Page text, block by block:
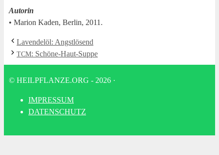
Autorin
• Mari­on Kaden, Ber­lin, 2011.
Laven­del­öl: Angstlösend
TCM: Schö­ne-Haut-Sup­pe
© HEILPFLANZE.ORG - 2026 ·
IMPRES­SUM
DATEN­SCHUTZ